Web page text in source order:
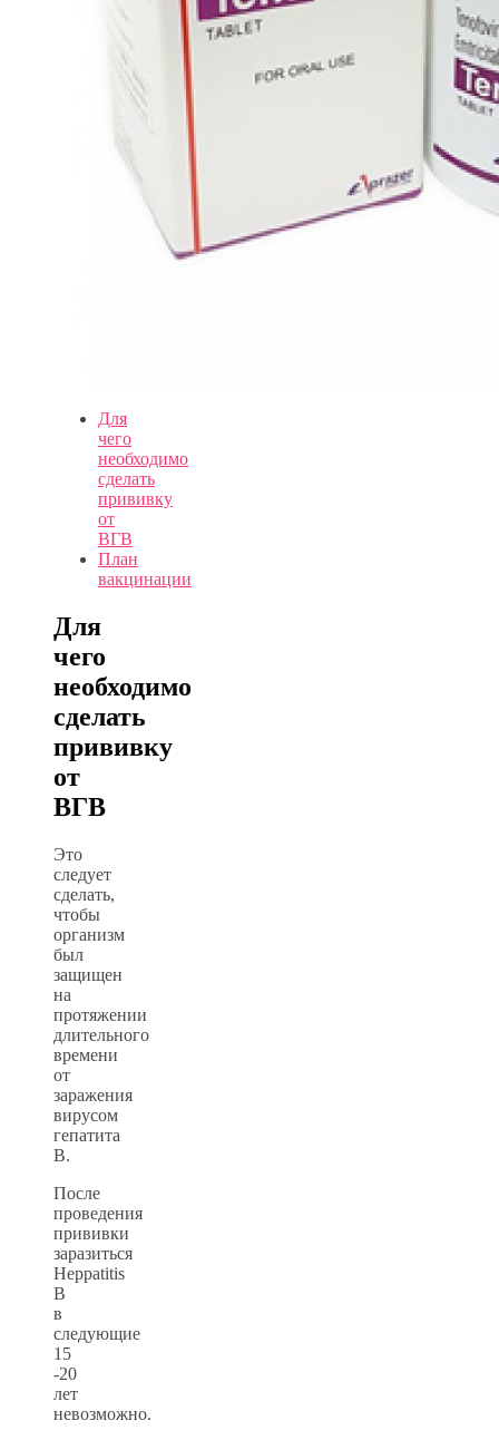
Для
чего
необходимо
сделать
прививку
от
ВГВ
План
вакцинации
Для
чего
необходимо
сделать
прививку
от
ВГВ
Это
следует
сделать,
чтобы
организм
был
защищен
на
протяжении
длительного
времени
от
заражения
вирусом
гепатита
В.
После
проведения
прививки
заразиться
Heppatitis
B
в
следующие
15
-20
лет
невозможно.